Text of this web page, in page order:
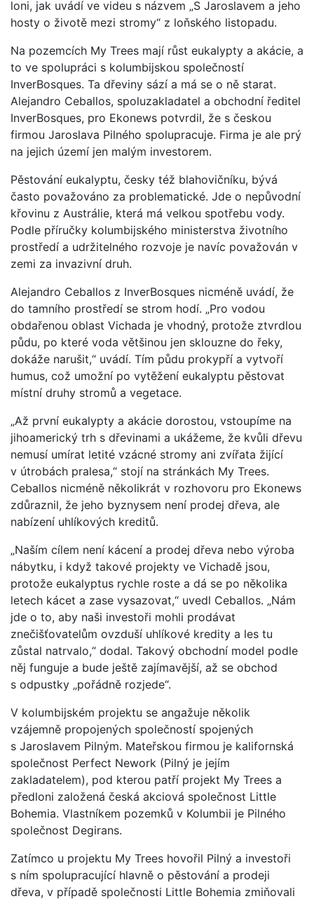
loni, jak uvádí ve videu s názvem „S Jaroslavem a jeho
hosty o životě mezi stromy“ z loňského listopadu.
Na pozemcích My Trees mají růst eukalypty a akácie, a
to ve spolupráci s kolumbijskou společností
InverBosques. Ta dřeviny sází a má se o ně starat.
Alejandro Ceballos, spoluzakladatel a obchodní ředitel
InverBosques, pro Ekonews potvrdil, že s českou
firmou Jaroslava Pilného spolupracuje. Firma je ale prý
na jejich území jen malým investorem.
Pěstování eukalyptu, česky též blahovičníku, bývá
často považováno za problematické. Jde o nepůvodní
křovinu z Austrálie, která má velkou spotřebu vody.
Podle příručky kolumbijského ministerstva životního
prostředí a udržitelného rozvoje je navíc považován v
zemi za invazivní druh.
Alejandro Ceballos z InverBosques nicméně uvádí, že
do tamního prostředí se strom hodí. „Pro vodou
obdařenou oblast Vichada je vhodný, protože ztvrdlou
půdu, po které voda většinou jen sklouzne do řeky,
dokáže narušit,“ uvádí. Tím půdu prokypří a vytvoří
humus, což umožní po vytěžení eukalyptu pěstovat
místní druhy stromů a vegetace.
„Až první eukalypty a akácie dorostou, vstoupíme na
jihoamerický trh s dřevinami a ukážeme, že kvůli dřevu
nemusí umírat letité vzácné stromy ani zvířata žijící
v útrobách pralesa,“ stojí na stránkách My Trees.
Ceballos nicméně několikrát v rozhovoru pro Ekonews
zdůraznil, že jeho byznysem není prodej dřeva, ale
nabízení uhlíkových kreditů.
„Naším cílem není kácení a prodej dřeva nebo výroba
nábytku, i když takové projekty ve Vichadě jsou,
protože eukalyptus rychle roste a dá se po několika
letech kácet a zase vysazovat,“ uvedl Ceballos. „Nám
jde o to, aby naši investoři mohli prodávat
znečišťovatelům ovzduší uhlíkové kredity a les tu
zůstal natrvalo,“ dodal. Takový obchodní model podle
něj funguje a bude ještě zajímavější, až se obchod
s odpustky „pořádně rozjede“.
V kolumbijském projektu se angažuje několik
vzájemně propojených společností spojených
s Jaroslavem Pilným. Mateřskou firmou je kalifornská
společnost Perfect Nework (Pilný je jejím
zakladatelem), pod kterou patří projekt My Trees a
předloni založená česká akciová společnost Little
Bohemia. Vlastníkem pozemků v Kolumbii je Pilného
společnost Degirans.
Zatímco u projektu My Trees hovořil Pilný a investoři
s ním spolupracující hlavně o pěstování a prodeji
dřeva, v případě společnosti Little Bohemia zmiňovali